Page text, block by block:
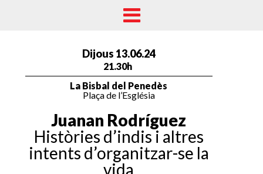
Dijous 13.06.24
21.30h
La Bisbal del Penedès
Plaça de l’Església
Juanan Rodríguez
Històries d’indis i altres
intents d’organitzar-se la
vida